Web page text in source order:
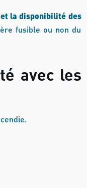
la disponibilité des
fusible ou non du
avec les